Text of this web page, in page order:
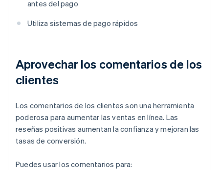
antes del pago
Utiliza sistemas de pago rápidos
Aprovechar los comentarios de los
clientes
Los comentarios de los clientes son una herramienta
poderosa para aumentar las ventas en línea. Las
reseñas positivas aumentan la confianza y mejoran las
tasas de conversión.
Puedes usar los comentarios para: